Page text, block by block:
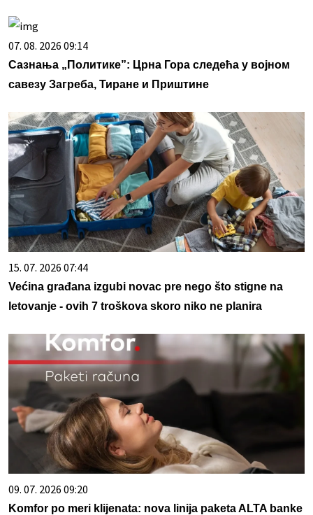
07. 08. 2026 09:14
Сазнања „Политике”: Црна Гора следећа у војном
савезу Загреба, Тиране и Приштине
15. 07. 2026 07:44
Većina građana izgubi novac pre nego što stigne na
letovanje - ovih 7 troškova skoro niko ne planira
09. 07. 2026 09:20
Komfor po meri klijenata: nova linija paketa ALTA banke